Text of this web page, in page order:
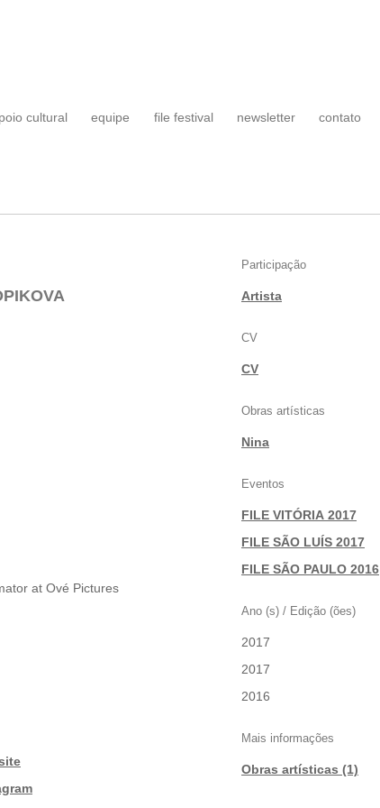
cultural equipe file festival newsletter contato
at Ové Pictures
Participação
Artista
CV
CV
Obras artísticas
Nina
Eventos
FILE VITÓRIA 2017
|FILE SÃO LUÍS 2017
|FILE SÃO PAULO 2016
Ano (s) / Edição (ões)
2017
|2017
|2016
Mais informações
Obras artísticas (1)